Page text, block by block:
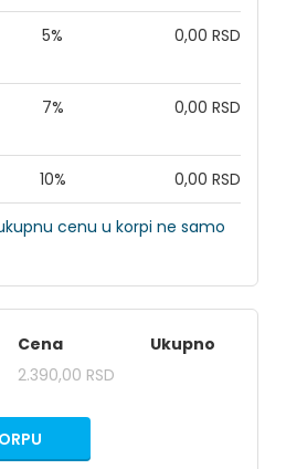
5% 0,00 RSD
7% 0,00 RSD
10% 0,00 RSD
cenu u korpi ne samo
Cena
Ukupno
2.390,00 RSD